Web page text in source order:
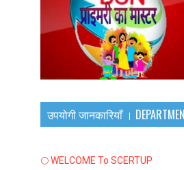
उपयोगी जानकारियाँ ।
🌕 WELCOME To SCERTUP